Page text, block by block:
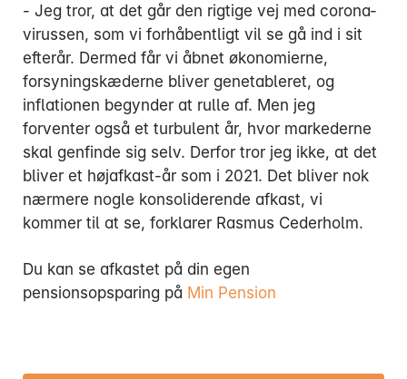
- Jeg tror, at det går den rigtige vej med corona-
virussen, som vi forhåbentligt vil se gå ind i sit
efterår. Dermed får vi åbnet økonomierne,
forsyningskæderne bliver genetableret, og
inflationen begynder at rulle af. Men jeg
forventer også et turbulent år, hvor markederne
skal genfinde sig selv. Derfor tror jeg ikke, at det
bliver et højafkast-år som i 2021. Det bliver nok
nærmere nogle konsoliderende afkast, vi
kommer til at se, forklarer Rasmus Cederholm.
Du kan se afkastet på din egen
pensionsopsparing på Min Pension